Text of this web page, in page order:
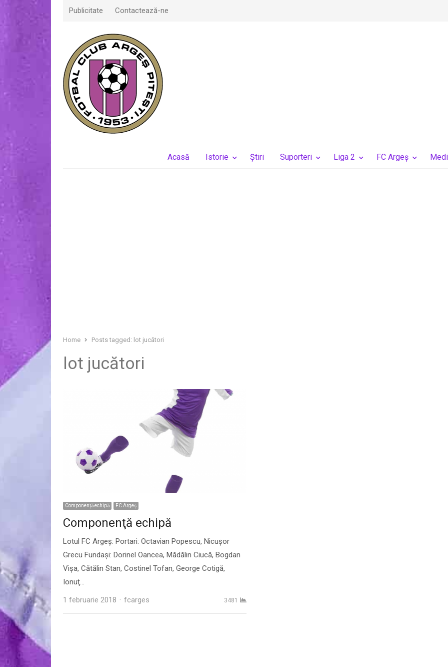
Publicitate Contactează-ne
Acasă Istorie Ştiri Suporteri Liga 2 FC Argeș
Home Posts tagged: lot jucători
lot jucători
Componență echipă FC Argeș
Componenţă echipă
Lotul FC Argeş: Portari: Octavian Popescu, Nicuşor
Grecu Fundaşi: Dorinel Oancea, Mădălin Ciucă, Bogdan
Vişa, Cătălin Stan, Costinel Tofan, George Cotigă,
Ionuţ…
1 februarie 2018
Author
fcarges 3481